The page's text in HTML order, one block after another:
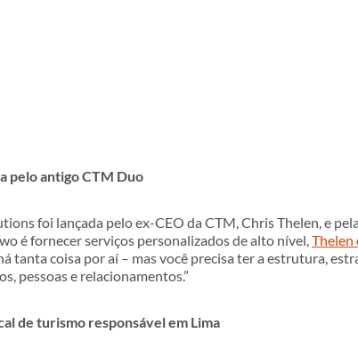
pelo antigo CTM Duo
foi lançada pelo ex-CEO da CTM, Chris Thelen, e
é fornecer serviços personalizados de alto nível,Thelen
tanta coisa por aí – mas você precisa ter a estrutura,
pessoas e relacionamentos.”
de turismo responsável em Lima